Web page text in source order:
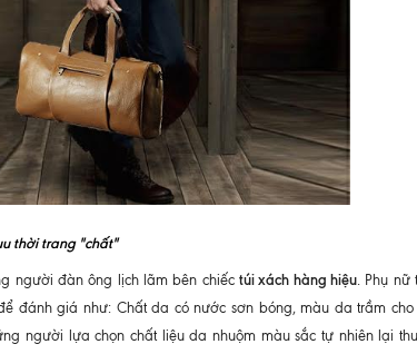
thời trang "chất"
người đàn ông lịch lãm bên chiếctúi xách hàng hiệu. Phụ nữ
đánh giá như: Chất da có nước sơn bóng, màu da trầm
người lựa chọn chất liệu da nhuộm màu sắc tự nhiên lại